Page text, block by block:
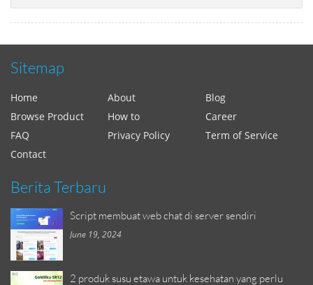
Sitemap
Home About
Blog
Browse Product
How to
Career
FAQ
Privacy Policy
Term of Service
Contact
Berita Terbaru
Script membuat web chat di server sendiri
June 19, 2024
2 produk susu etawa untuk kesehatan yang perlu